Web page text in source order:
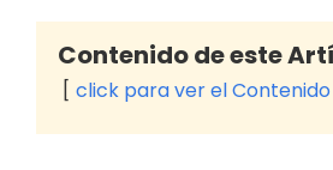
Contenido de este
click para ver el Contenido